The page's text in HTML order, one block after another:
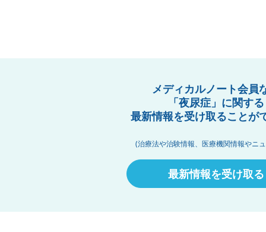
メディカルノート会員
「夜尿症」に関する
最新情報を受け取ることが
(治療法や治験情報、医療機関情報やニ
最新情報を受け取る